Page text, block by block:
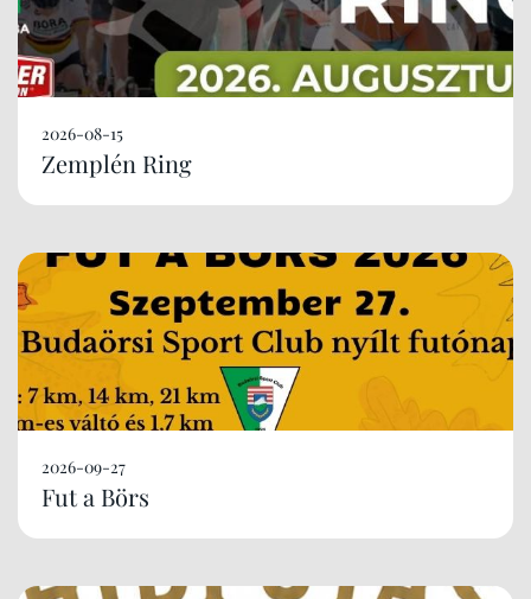
2026-08-15
Zemplén Ring
2026-09-27
Fut a Börs